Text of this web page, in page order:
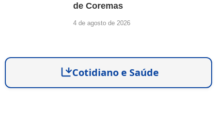
de Coremas
4 de agosto de 2026
Cotidiano e Saúde